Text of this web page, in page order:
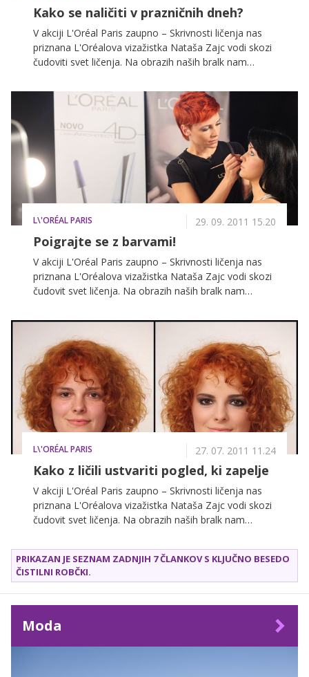
Kako se naličiti v prazničnih dneh?
V akciji L'Oréal Paris zaupno – Skrivnosti ličenja nas
priznana L'Oréalova vizažistka Nataša Zajc vodi skozi
čudoviti svet ličenja. Na obrazih naših bralk nam
kako s pravilno izbiro ličil poudariti naravno lepoto in
skriti pomanjkljivosti. Tokrat je Nataša na naši zvesti
bralki Mari Rogelja predstavila ličenje primerno za
L\'ORÉAL PARIS 29. 09. 2011 15.20
Poigrajte se z barvami!
V akciji L'Oréal Paris zaupno – Skrivnosti ličenja nas
priznana L'Oréalova vizažistka Nataša Zajc vodi skozi
čudovit svet ličenja. Na obrazih naših bralk nam
kako s pravilno izbiro ličil poudariti naravno lepoto in
skriti pomanjkljivosti. Tokrat je Nataša na naši zvesti
bralki Aleksandri Jerele predstavila ličenje v havajskem
slogu.
L\'ORÉAL PARIS 27. 07. 2011 11.24
Kako z ličili ustvariti pogled, ki zapelje
V akciji L'Oréal Paris zaupno – Skrivnosti ličenja nas
priznana L'Oréalova vizažistka Nataša Zajc vodi skozi
čudovit svet ličenja. Na obrazih naših bralk nam
kako s pravilno izbiro ličil poudariti naravno lepoto in
skriti pomanjkljivosti. Tokrat je Nataša na naši zvesti
bralki Karolini Šmit predstavila videz zadimljenih oči, ki
ga mnogi poznajo pod imenom 'smokey eyes'.
PRIKAZAN JE SEZNAM ZADNJIH 7 ČLANKOV S KLJUČNO BESEDO
ČISTILNI ROBČKI.
Moda